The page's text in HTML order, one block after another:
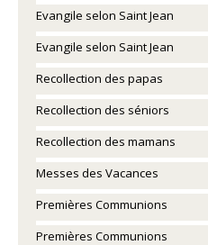
Evangile selon Saint Jean
Evangile selon Saint Jean
Recollection des papas
Recollection des séniors
Recollection des mamans
Messes des Vacances
Premières Communions
Premières Communions